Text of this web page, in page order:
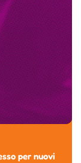
per nuovi